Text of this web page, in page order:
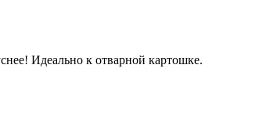
Идеально к отварной картошке.